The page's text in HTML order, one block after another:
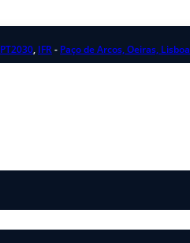
PT2030, IFR- Paço de Arcos, Oeiras, Lisboa